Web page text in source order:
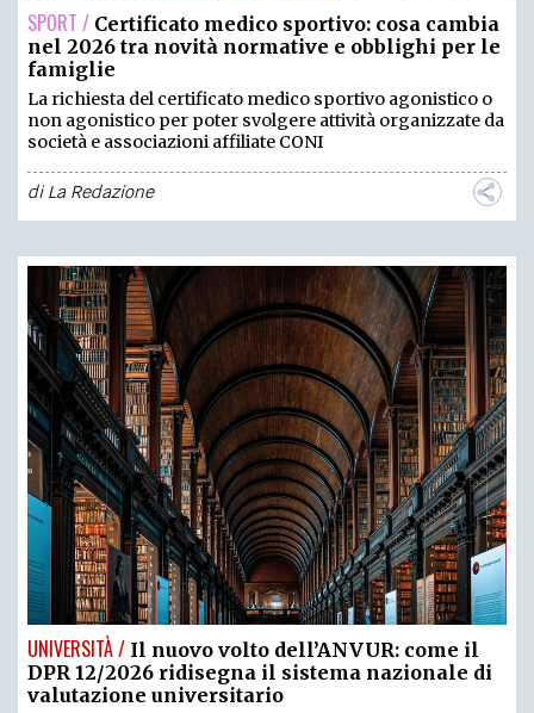
SPORT / Certificato medico sportivo: cosa cambia
nel 2026 tra novità normative e obblighi per le
famiglie
La richiesta del certificato medico sportivo agonistico o
non agonistico per poter svolgere attività organizzate da
società e associazioni affiliate CONI
diLa Redazione
UNIVERSITÀ / Il nuovo volto dell’ANVUR: come il
DPR 12/2026 ridisegna il sistema nazionale di
valutazione universitario